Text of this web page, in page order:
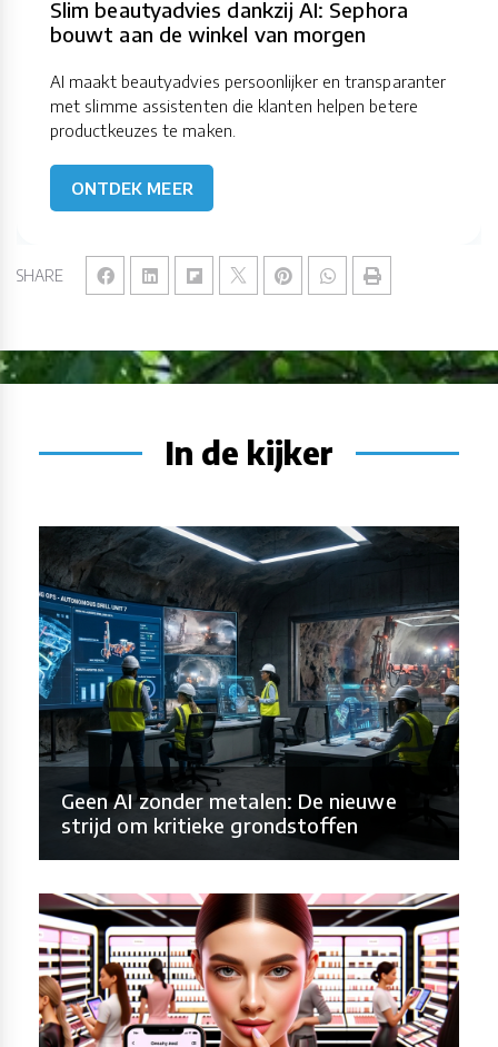
SHARE
Slim beautyadvies dankzij AI: Sephora
bouwt aan de winkel van morgen
AI maakt beautyadvies persoonlijker en transparanter
met slimme assistenten die klanten helpen betere
productkeuzes te maken.
ONTDEK MEER
In de kijker
Geen AI zonder metalen: De nieuwe
strijd om kritieke grondstoffen